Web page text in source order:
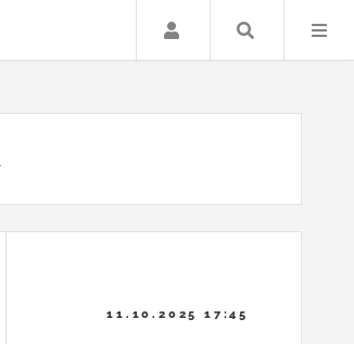
Anmelden Suche …
11.10.2025 17:45